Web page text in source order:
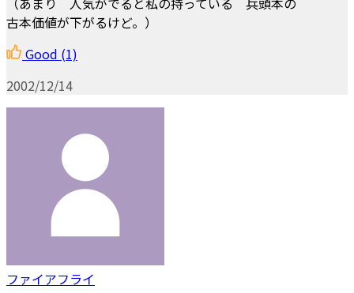
古本価値が下がるけど。）
Good (1)
2002/12/14
ファイアフライ